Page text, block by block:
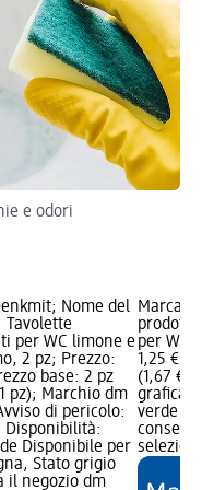
e odori
Nome del
Tavolette
per WC limone e
2 pz; Prezzo:
base: 2 pz
pz); Marchio dm
di pericolo:
Disponibile per
Stato grigio
il negozio dm
Marca:
per WC,
1,25 €;
(1,67 € /
grafica;
verde